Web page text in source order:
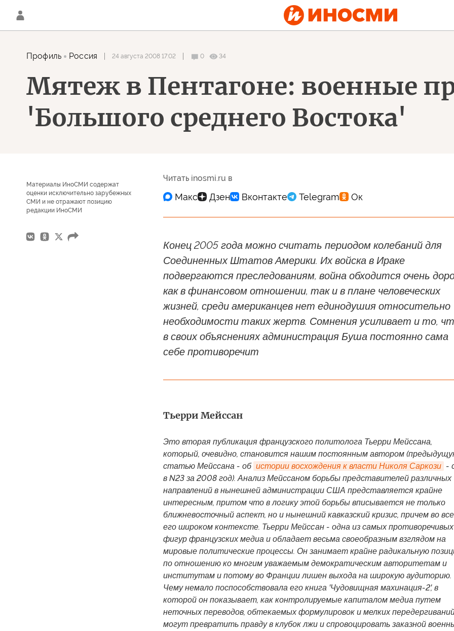
Профиль Россия 24 августа 2008 17:02 0 34
Мятеж в Пентагоне: военные
'Большого среднего Востока'
Материалы ИноСМИ содержат
оценки исключительно зарубежных
СМИ и не отражают позицию
редакции ИноСМИ
Читать inosmi.ru в
Конец 2005 года можно считать периодом колебаний для
Соединенных Штатов Америки. Их войска в Ираке
подвергаются преследованиям, война обходится очень
как в финансовом отношении, так и в плане человеческих
жизней, среди американцев нет единодушия относительно
необходимости таких жертв. Сомнения усиливает и то,
в своих объяснениях администрация Буша постоянно сама
себе противоречит
Тьерри Мейссан
Это вторая публикация французского политолога Тьерри Мейссана,
который, очевидно, становится нашим постоянным автором
статью Мейссана - об истории восхождения к власти Николя Саркози -
в N23 за 2008 год). Анализ Мейссаном борьбы представителей различных
направлений в нынешней администрации США представляется крайне
интересным, притом что в логику этой борьбы вписывается не только
ближневосточный аспект, но и нынешний кавказский кризис, причем во
его широком контексте. Тьерри Мейсcан - одна из самых противоречивых
фигур французских медиа и обладает весьма своеобразным взглядом на
мировые политические процессы. Он занимает крайне радикальную
по отношению ко многим уважаемым демократическим авторитетам и
институтам и потому во Франции лишен выхода на широкую аудиторию.
Чему немало поспособствовала его книга 'Чудовищная махинация-2', в
которой он показывает, как контролируемые капиталом медиа путем
неточных переводов, обтекаемых формулировок и мелких
могут превратить правду в клубок лжи и спровоцировать заказной